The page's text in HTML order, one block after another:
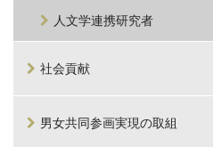
人文学連携研究者
社会貢献
男女共同参画実現の取組